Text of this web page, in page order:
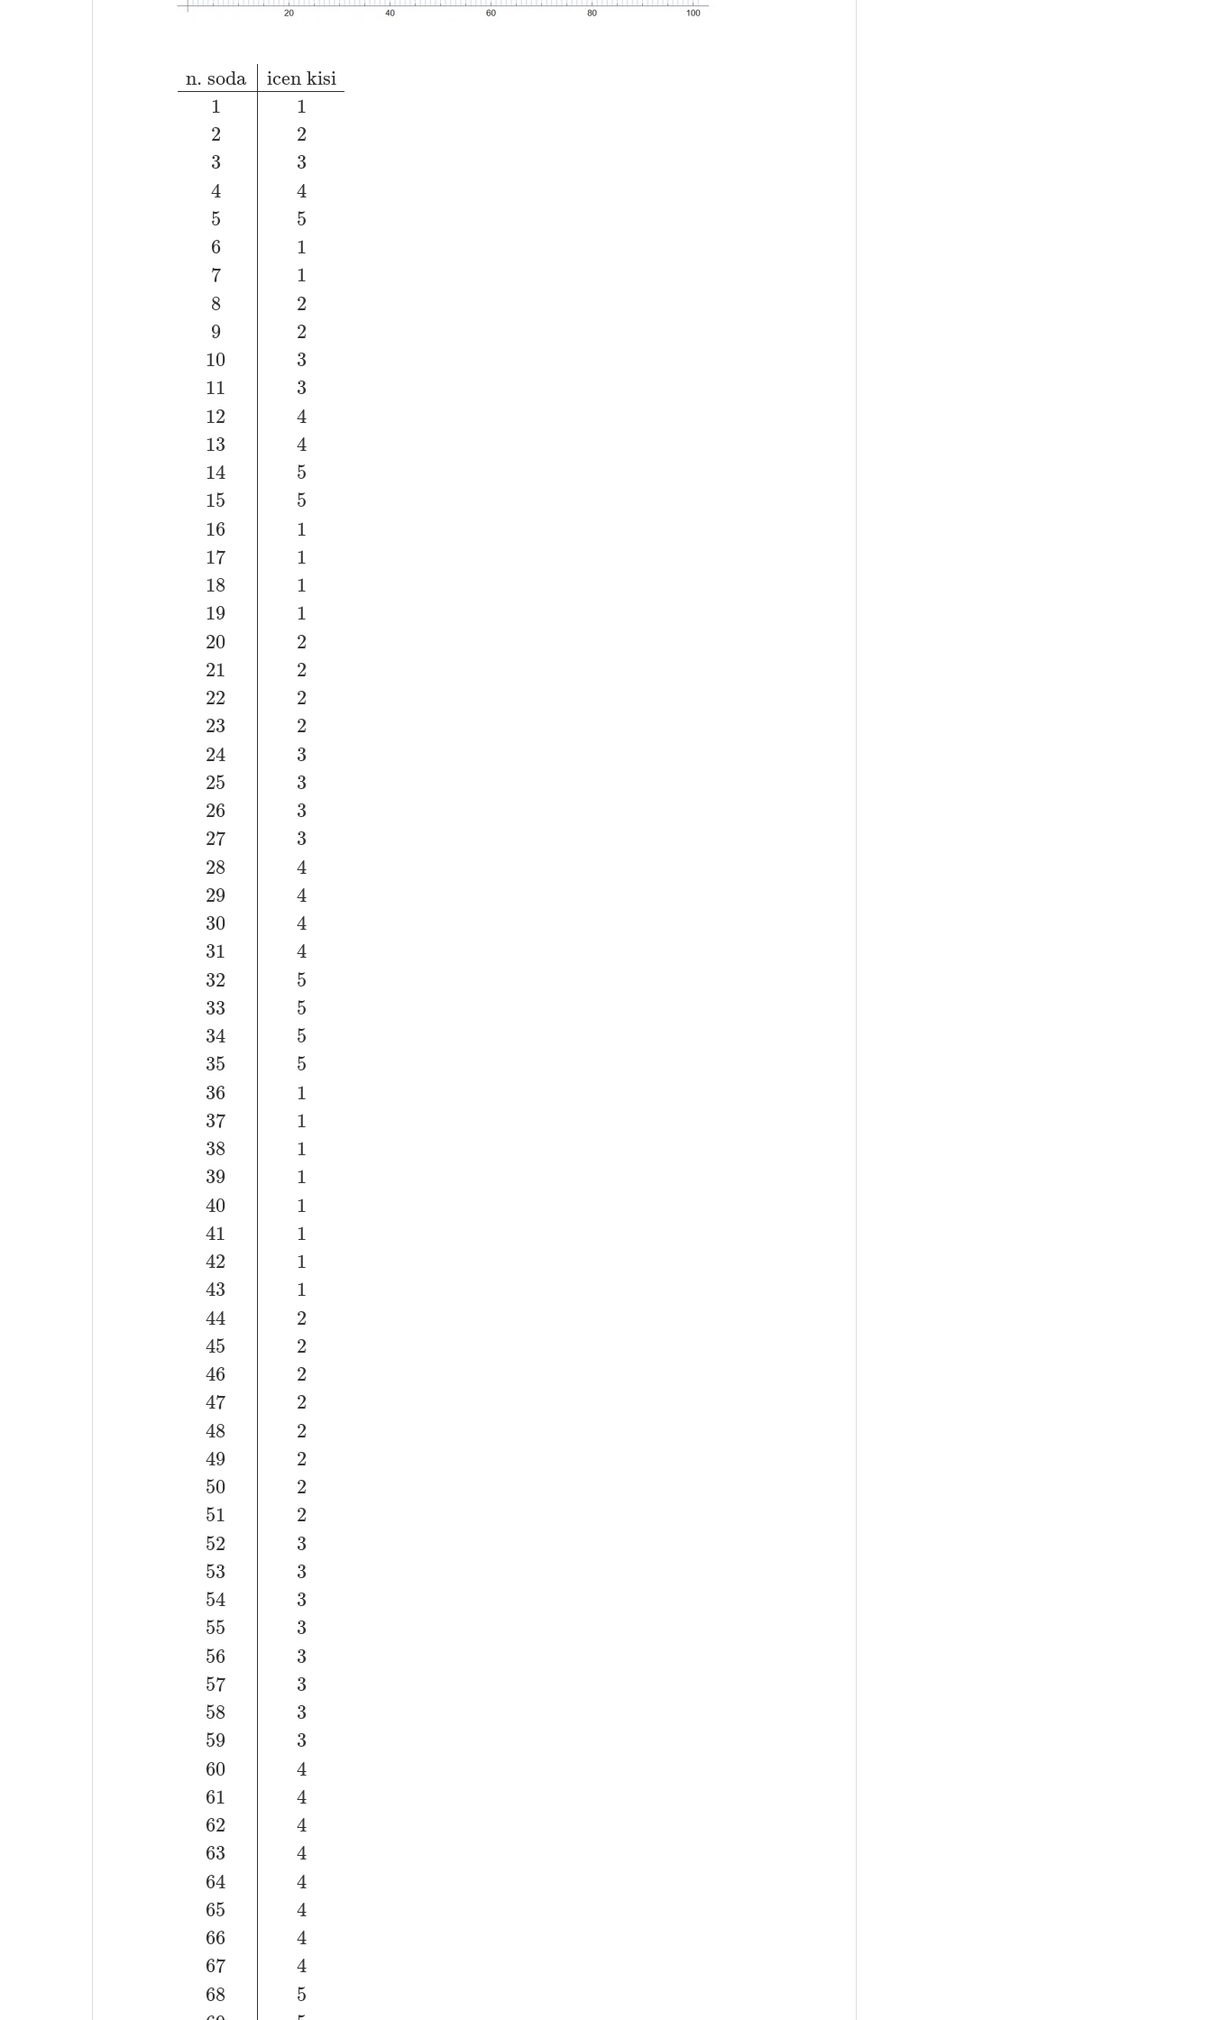
n. soda
1
2
3
4
5
6
7
8
9
10
11
12
13
14
15
16
17
18
19
20
21
22
23
24
25
26
27
28
29
30
31
32
33
34
35
36
37
38
39
40
41
42
43
44
45
46
47
48
49
50
51
52
53
54
55
56
57
58
59
60
61
62
63
64
65
66
67
68
icen kisi
1
2
3
4
5
1
1
2
2
3
3
4
4
5
5
1
1
1
1
2
2
2
2
3
3
3
3
4
4
4
4
5
5
5
5
1
1
1
1
1
1
1
1
2
2
2
2
2
2
2
2
3
3
3
3
3
3
3
3
4
4
4
4
4
4
4
4
5